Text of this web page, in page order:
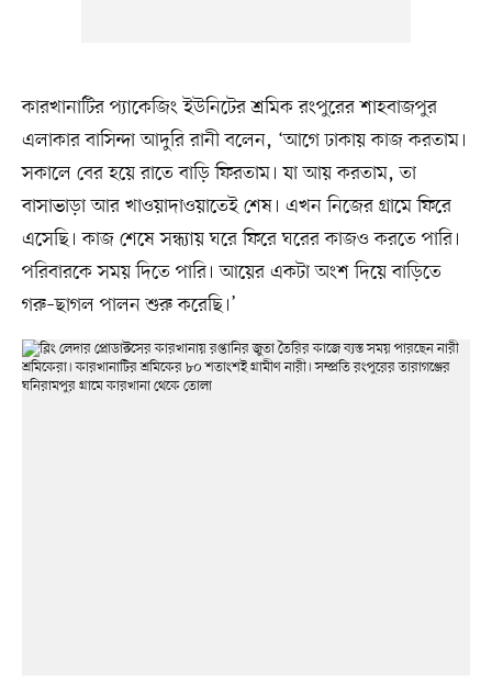
কারখানাটির প্যাকেজিং ইউনিটের শ্রমিক রংপুরের শাহবাজপুর
এলাকার বাসিন্দা আদুরি রানী বলেন, ‘আগে ঢাকায় কাজ করতাম।
সকালে বের হয়ে রাতে বাড়ি ফিরতাম। যা আয় করতাম, তা
বাসাভাড়া আর খাওয়াদাওয়াতেই শেষ। এখন নিজের গ্রামে ফিরে
এসেছি। কাজ শেষে সন্ধ্যায় ঘরে ফিরে ঘরের কাজও করতে পারি।
পরিবারকে সময় দিতে পারি। আয়ের একটা অংশ দিয়ে বাড়িতে
গরু–ছাগল পালন শুরু করেছি।’